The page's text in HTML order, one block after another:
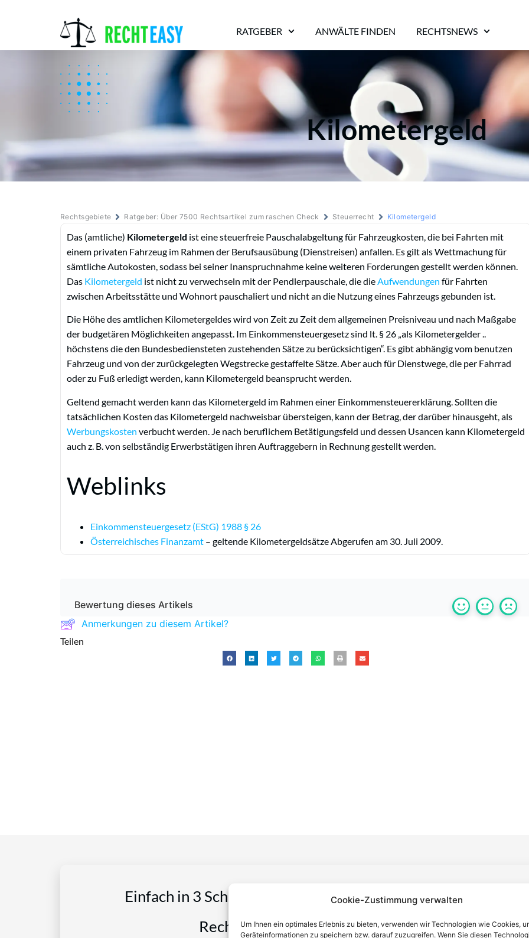
Cookie-Zustimmung verwalten
Um Ihnen ein optimales Erlebnis zu bieten, verwenden wir Technologien wie Cookies,
Geräteinformationen zu speichern bzw. darauf zuzugreifen. Wenn Sie diesen
RATGEBER ANWÄLTE FINDEN RECHTSNEWS
Kilometergeld
Rechtsgebiete Ratgeber: Über 7500 Rechtsartikel zum raschen Check Steuerrecht Kilometergeld
Das (amtliche) Kilometergeld ist eine steuerfreie Pauschalabgeltung für Fahrzeugkosten, die bei Fahrten mit
einem privaten Fahrzeug im Rahmen der Berufsausübung (Dienstreisen) anfallen. Es gilt als Wettmachung für
sämtliche Autokosten, sodass bei seiner Inanspruchnahme keine weiteren Forderungen gestellt werden können.
Das Kilometergeld ist nicht zu verwechseln mit der Pendlerpauschale, die die Aufwendungen für Fahrten
zwischen Arbeitsstätte und Wohnort pauschaliert und nicht an die Nutzung eines Fahrzeugs gebunden ist.
Die Höhe des amtlichen Kilometergeldes wird von Zeit zu Zeit dem allgemeinen Preisniveau und nach Maßgabe
der budgetären Möglichkeiten angepasst. Im Einkommensteuergesetz sind lt. § 26 „als Kilometergelder ..
höchstens die den Bundesbediensteten zustehenden Sätze zu berücksichtigen“. Es gibt abhängig vom benutzen
Fahrzeug und von der zurückgelegten Wegstrecke gestaffelte Sätze. Aber auch für Dienstwege, die per Fahrrad
oder zu Fuß erledigt werden, kann Kilometergeld beansprucht werden.
Geltend gemacht werden kann das Kilometergeld im Rahmen einer Einkommensteuererklärung. Sollten die
tatsächlichen Kosten das Kilometergeld nachweisbar übersteigen, kann der Betrag, der darüber hinausgeht, als
Werbungskosten verbucht werden. Je nach beruflichem Betätigungsfeld und dessen Usancen kann Kilometergeld
auch z. B. von selbständig Erwerbstätigen ihren Auftraggebern in Rechnung gestellt werden.
Weblinks
Einkommensteuergesetz (EStG) 1988 § 26
Österreichisches Finanzamt – geltende Kilometergeldsätze Abgerufen am 30. Juli 2009.
Bewertung dieses Artikels
Anmerkungen zu diesem Artikel?
Teilen
Einfach in 3 Schritten einen Anwalt finden, der auf Ihr
Rechtsproblem spezialisiert ist
Alle Anwälte